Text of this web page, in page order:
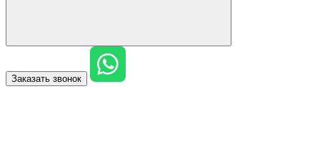
Заказать звонок